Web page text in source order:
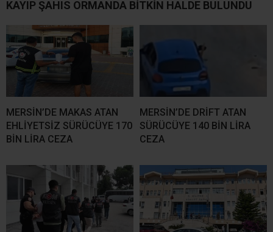
KAYIP ŞAHIS ORMANDA BİTKİN HALDE BULUNDU
MERSİN’DE MAKAS ATAN
EHLİYETSİZ SÜRÜCÜYE 170
BİN LİRA CEZA
MERSİN’DE DRİFT ATAN
SÜRÜCÜYE 140 BİN LİRA
CEZA